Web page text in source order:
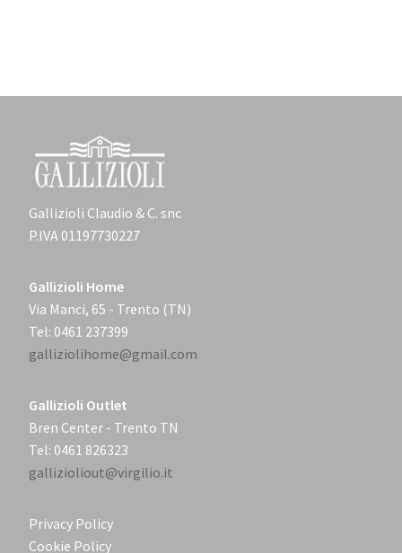
Gallizioli Claudio & C. snc
P.IVA 01197730227
Gallizioli Home
Via Manci, 65 - Trento (TN)
Tel: 0461 237399
galliziolihome@gmail.com
Gallizioli Outlet
Bren Center - Trento TN
Tel: 0461 826323
gallizioliout@virgilio.it
Privacy Policy
Cookie Policy